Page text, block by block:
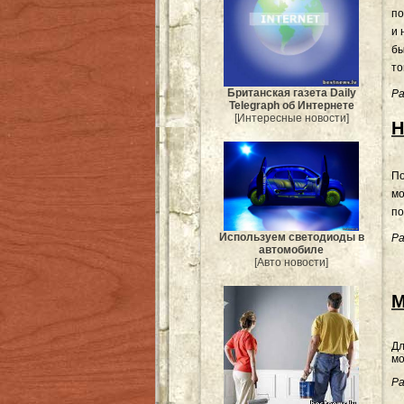
Британская газета Daily
Telegraph об Интернете
[Интересные новости]
Используем светодиоды в
автомобиле
[Авто новости]
и